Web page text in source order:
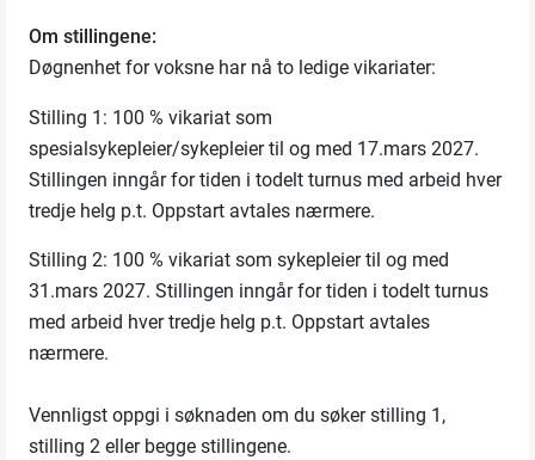
Om stillingene:
Døgnenhet for voksne har nå to ledige vikariater:
Stilling 1: 100 % vikariat som
spesialsykepleier/sykepleier til og med 17.mars 2027.
Stillingen inngår for tiden i todelt turnus med arbeid hver
tredje helg p.t. Oppstart avtales nærmere.
Stilling 2: 100 % vikariat som sykepleier til og med
31.mars 2027. Stillingen inngår for tiden i todelt turnus
med arbeid hver tredje helg p.t. Oppstart avtales
nærmere.
Vennligst oppgi i søknaden om du søker stilling 1,
stilling 2 eller begge stillingene.